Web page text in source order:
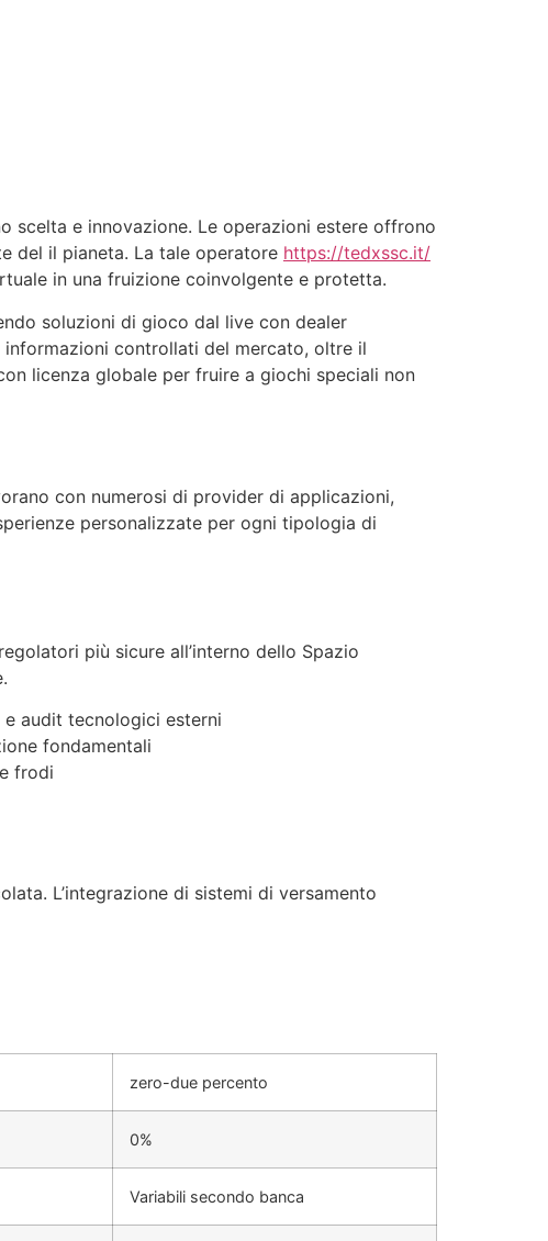
scelta e innovazione. Le operazioni estere offrono
del il pianeta. La tale operatore https://tedxssc.it/
in una fruizione coinvolgente e protetta.
soluzioni di gioco dal live con dealer
controllati del mercato, oltre il
licenza globale per fruire a giochi speciali non
con numerosi di provider di applicazioni,
personalizzate per ogni tipologia di
più sicure all’interno dello Spazio
audit tecnologici esterni
fondamentali
frodi
L’integrazione di sistemi di versamento
zero-due percento
0%
Variabili secondo banca